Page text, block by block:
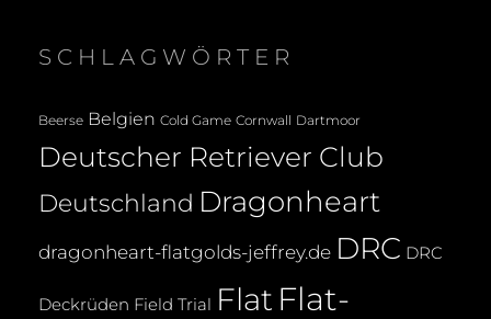
SCHLAGWÖRTER
Beerse Belgien Cold Game Cornwall Dartmoor
Deutscher Retriever Club
Deutschland Dragonheart
dragonheart-flatgolds-jeffrey.de DRC DRC
Deckrüden Field Trial Flat Flat-